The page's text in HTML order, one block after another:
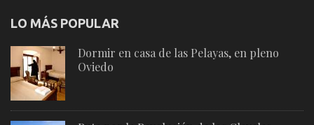
LO MÁS POPULAR
Dormir en casa de las Pelayas, en pleno
Oviedo